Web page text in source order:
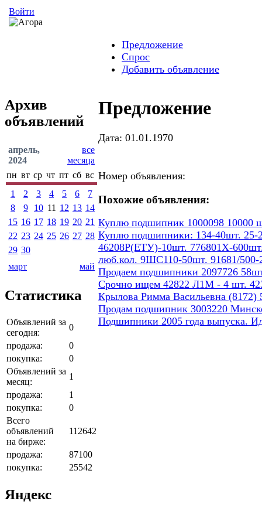
Войти
Предложение
Спрос
Добавить объявление
Архив
объявлений
апрель,
2024
все
месяца
пн вт ср чт пт сб вс
1
2 3 4 5 6
7
8
9 10 11 12 13 14
15 16 17 18 19 20 21
22 23 24 25 26 27 28
29 30
март
май
Статистика
Объявлений за
сегодня:
0
продажа:
0
покупка:
0
Объявлений за
месяц:
1
продажа:
1
покупка:
0
Всего
объявлений
на бирже:
112642
продажа:
87100
покупка:
25542
Яндекс
Предложение
Дата: 01.01.1970
Номер объявления:
Похожие объявления:
Куплю подшипник 1000098 10000
Куплю подшипники: 134-40шт.
46208Р(ЕТУ)-10шт. 776801Х-
люб.кол. 9ШС110-50шт. 91681/500-
Продаем подшипники 2097726
Срочно ищем 42822 Л1М - 4 шт.
Крылова Римма Васильевна (8172)
Продам подшипник 3003220
Подшипники 2005 года выпуска.